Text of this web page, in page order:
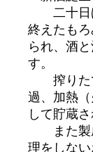
二十日
終えたも
られ、酒
す。
搾りた
過、加熱
して貯蔵さ
また製
理をしな